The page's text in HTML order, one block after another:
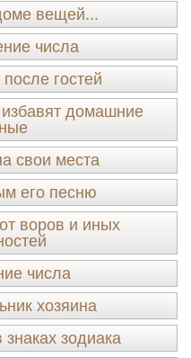
вещей...
числа
гостей
избавят домашние
свои места
его песню
воров и иных
числа
хозяина
зодиака